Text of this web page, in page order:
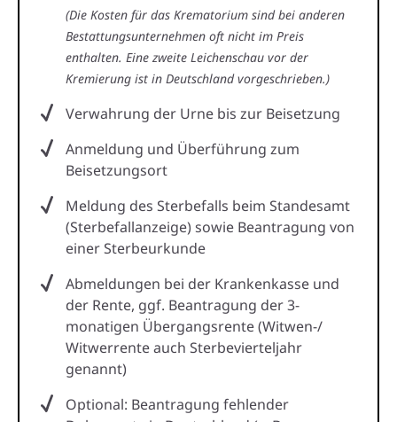
(Die Kosten für das Krematorium sind bei anderen
Bestattungsunternehmen oft nicht im Preis
enthalten. Eine zweite Leichenschau vor der
Kremierung ist in Deutschland vorgeschrieben.)
Verwahrung der Urne bis zur Beisetzung
Anmeldung und Überführung zum
Beisetzungsort
Meldung des Sterbefalls beim Standesamt
(Sterbefallanzeige) sowie Beantragung von
einer Sterbeurkunde
Abmeldungen bei der Krankenkasse und
der Rente, ggf. Beantragung der 3-
monatigen Übergangsrente (Witwen-/
Witwerrente auch Sterbevierteljahr
genannt)
Optional: Beantragung fehlender